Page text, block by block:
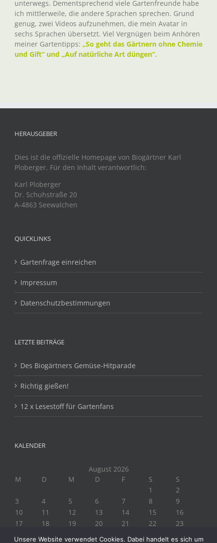
unterwegs. Dementsprechend viele Gartenfreunde habe
ich mittlerweile, die andere Sprachen sprechen. Grund
genug, zwei Videos aufzunehmen, die mein Avatar in
sechs Sprachen übersetzt. Viel Vergnügen beim Anhören
meiner Gartentipps: „So geht das Gärtnern ohne Chemie
und Gift“ und „Auf natürliche Art düngen“.
HERAUSGEBER
Dies ist die offizielle Homepage von Biogärtner Karl
Ploberger. Für den Inhalt verantwortlich:
Karl Ploberger
Dr. Schuhstraße 20
A-4863 Seewalchen
QUICKLINKS
Gartenfrage einreichen
Impressum
Datenschutzbestimmungen
LETZTE BEITRÄGE
Des Biogärtners Gemüse-Hitparade
Richtig gießen!
12 x Lesestoff für Gartenfans
KALENDER
August 2026
M
D M D F S
S
1
2
3
4 5 6 7 8
9
10
11 12 13 14 15
16
17
18 19 20 21 22
23
Unsere Website verwendet Cookies. Dabei handelt es sich um